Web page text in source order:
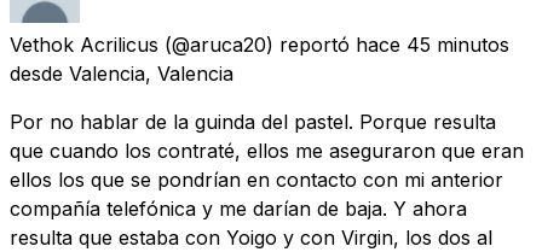
Vethok Acrilicus (@aruca20) reportó hace 45 minutos
desde Valencia, Valencia
Por no hablar de la guinda del pastel. Porque resulta
que cuando los contraté, ellos me aseguraron que eran
ellos los que se pondrían en contacto con mi anterior
compañía telefónica y me darían de baja. Y ahora
resulta que estaba con Yoigo y con Virgin, los dos al